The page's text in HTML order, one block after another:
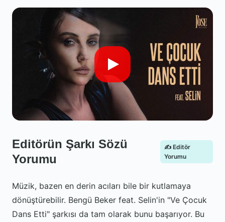
Editörün Şarkı Sözü
Yorumu
✍️ Editör
Yorumu
Müzik, bazen en derin acıları bile bir kutlamaya
dönüştürebilir. Bengü Beker feat. Selin'in "Ve Çocuk
Dans Etti" şarkısı da tam olarak bunu başarıyor. Bu